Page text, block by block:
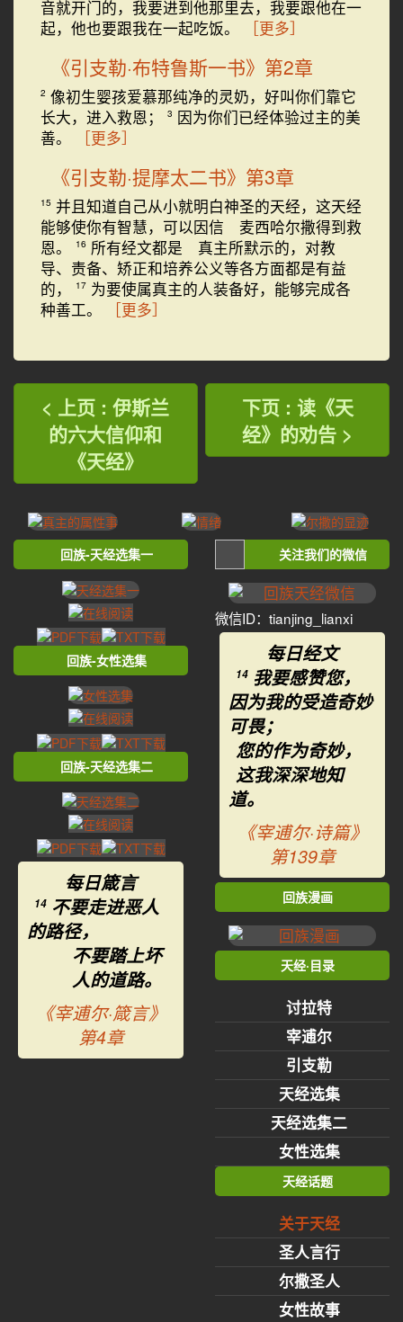
音就开门的，我要进到他那里去，我要跟他在一
起，他也要跟我在一起吃饭。
［更多］
《引支勒·布特鲁斯一书》第2章
2 像初生婴孩爱慕那纯净的灵奶，好叫你们靠它
长大，进入救恩；
3 因为你们已经体验过主的美
善。
［更多］
《引支勒·提摩太二书》第3章
15 并且知道自己从小就明白神圣的天经，这天经
能够使你有智慧，可以因信 麦西哈尔撒得到救
恩。
16 所有经文都是 真主所默示的，对教
导、责备、矫正和培养公义等各方面都是有益
的，
17 为要使属真主的人装备好，能够完成各
种善工。
［更多］
< 上页 : 伊斯兰
的六大信仰和
《天经》
下页 : 读《天
经》的劝告 >
回族-天经选集一
回族-女性选集
回族-天经选集二
每日箴言
14 不要走进恶人
的路径，
不要踏上坏
人的道路。
《宰逋尔·箴言》
第4章
关注我们的微信
微信ID：tianjing_lianxi
每日经文
14 我要感赞您，
因为我的受造奇妙
可畏；
您的作为奇妙，
这我深深地知
道。
《宰逋尔·诗篇》
第139章
回族漫画
天经·目录
讨拉特
宰逋尔
引支勒
天经选集
天经选集二
女性选集
天经话题
关于天经
圣人言行
尔撒圣人
女性故事